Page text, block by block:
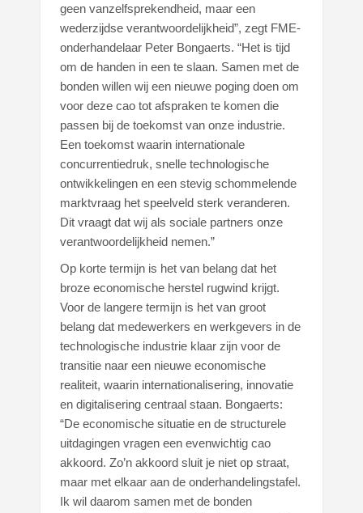
geen vanzelfsprekendheid, maar een
wederzijdse verantwoordelijkheid”, zegt FME-
onderhandelaar Peter Bongaerts. “Het is tijd
om de handen in een te slaan. Samen met de
bonden willen wij een nieuwe poging doen om
voor deze cao tot afspraken te komen die
passen bij de toekomst van onze industrie.
Een toekomst waarin internationale
concurrentiedruk, snelle technologische
ontwikkelingen en een stevig schommelende
marktvraag het speelveld sterk veranderen.
Dit vraagt dat wij als sociale partners onze
verantwoordelijkheid nemen.”
Op korte termijn is het van belang dat het
broze economische herstel rugwind krijgt.
Voor de langere termijn is het van groot
belang dat medewerkers en werkgevers in de
technologische industrie klaar zijn voor de
transitie naar een nieuwe economische
realiteit, waarin internationalisering, innovatie
en digitalisering centraal staan. Bongaerts:
“De economische situatie en de structurele
uitdagingen vragen een evenwichtig cao
akkoord. Zo’n akkoord sluit je niet op straat,
maar met elkaar aan de onderhandelingstafel.
Ik wil daarom samen met de bonden